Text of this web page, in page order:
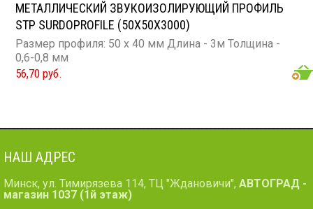
МЕТАЛЛИЧЕСКИЙ ЗВУКОИЗОЛИРУЮЩИЙ ПРОФИЛЬ
STP SURDOPROFILE (50Х50Х3000)
Размер профиля: 50 х 40 мм Длина - 3м Толщина -
0,6-0,8 мм
56,70 руб.
НАШ АДРЕС
Минск, ул. Тимирязева 114, ТЦ "Ждановичи", АВТОГРАД -
магазин 1037 (1й этаж)